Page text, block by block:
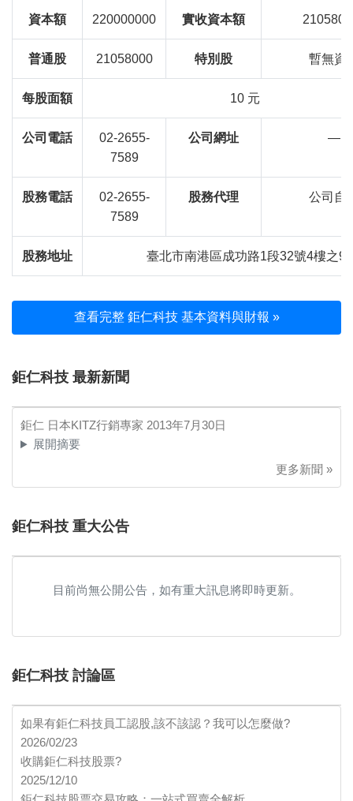
資本額 220000000 實收資本額
普通股 21058000 特別股 暫無資
每股面額 10 元
公司電話
02-2655-
7589
公司網址 —
股務電話
02-2655-
7589
股務代理 公司自
股務地址 臺北市南港區成功路1段32號4樓之9
查看完整 鉅仁科技 基本資料與財報 »
鉅仁科技 最新新聞
鉅仁 日本KITZ行銷專家 2013年7月30日
展開摘要
更多新聞 »
鉅仁科技 重大公告
目前尚無公開公告，如有重大訊息將即時更新。
鉅仁科技 討論區
如果有鉅仁科技員工認股,該不該認？我可以怎麼做?
2026/02/23
收購鉅仁科技股票?
2025/12/10